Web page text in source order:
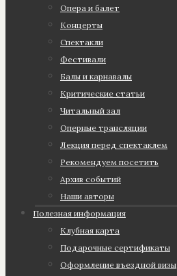
Опера и балет
Концерты
Спектакли
Фестивали
Балы и карнавалы
Критические статьи
Читальный зал
Оперные трансляции
Лекция перед спектаклем
Рекомендуем посетить
Архив событий
Наши авторы
Полезная информация
Клубная карта
Подарочные сертификаты
Оформление въездной визы